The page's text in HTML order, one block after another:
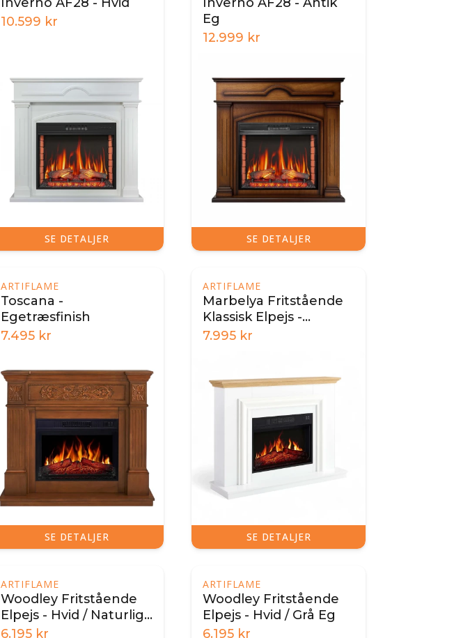
Inverno AF28 - Hvid
10.599 kr
SE DETALJER
Inverno AF28 - Antik
Eg
12.999 kr
SE DETALJER
ARTIFLAME
Toscana -
Egetræsfinish
7.495 kr
SE DETALJER
ARTIFLAME
Marbelya Fritstående
Klassisk Elpejs -
Hvid/Egetræ
7.995 kr
SE DETALJER
ARTIFLAME
Woodley Fritstående
Elpejs - Hvid / Naturlig
Eg
6.195 kr
ARTIFLAME
Woodley Fritstående
Elpejs - Hvid / Grå Eg
6.195 kr